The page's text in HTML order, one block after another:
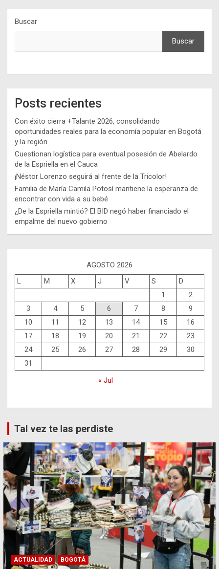
Buscar
Buscar
Posts recientes
Con éxito cierra +Talante 2026, consolidando
oportunidades reales para la economía popular en Bogotá
y la región
Cuestionan logística para eventual posesión de Abelardo
de la Espriella en el Cauca
¡Néstor Lorenzo seguirá al frente de la Tricolor!
Familia de María Camila Potosí mantiene la esperanza de
encontrar con vida a su bebé
¿De la Espriella mintió? El BID negó haber financiado el
empalme del nuevo gobierno
AGOSTO 2026
L
M X J V S
D
1
2
3
4 5 6 7 8
9
10
11 12 13 14 15
16
17
18 19 20 21 22
23
24
25 26 27 28 29
30
31
« Jul
Tal vez te las perdiste
ACTUALIDAD BOGOTÁ